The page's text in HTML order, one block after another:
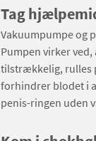
Tag
Vakuumpumpe og
Pumpen virker
tilstrækkelig, rulles
forhindrer blodet i
penis-ringen uden